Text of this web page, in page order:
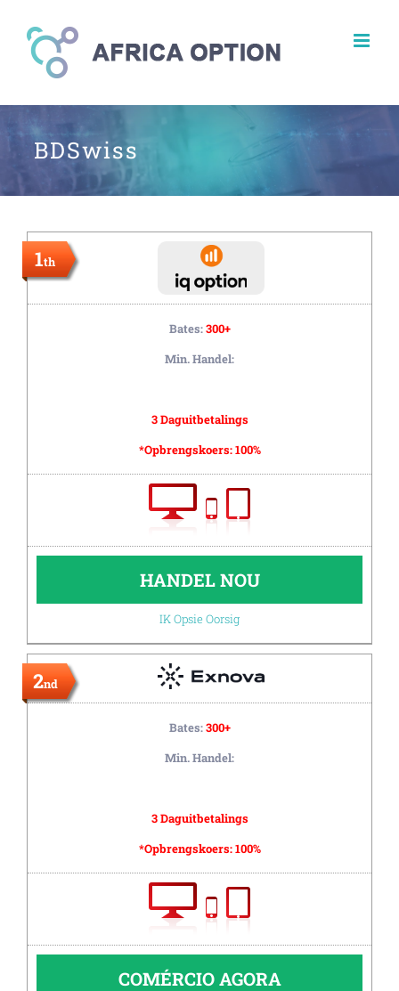
content
BDSwiss
1th
Bates:300+
Min. Handel:
3 Daguitbetalings
*Opbrengskoers:100%
HANDEL NOU
IK Opsie Oorsig
2nd
Bates:300+
Min. Handel:
3 Daguitbetalings
*Opbrengskoers:100%
COMÉRCIO AGORA